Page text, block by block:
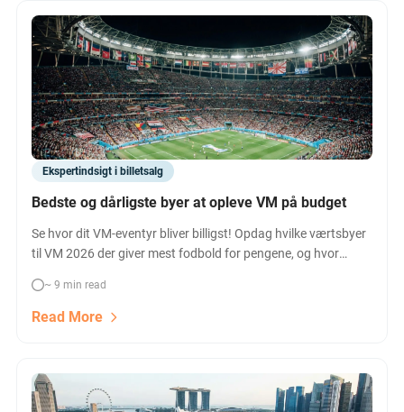
Ekspertindsigt i billetsalg
Bedste og dårligste byer at opleve VM på budget
Se hvor dit VM-eventyr bliver billigst! Opdag hvilke værtsbyer
til VM 2026 der giver mest fodbold for pengene, og hvor
– klik nu!
~ 9 min read
Read More